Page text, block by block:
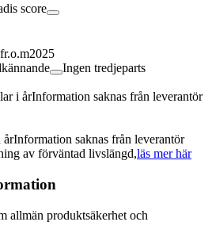
score
2025
Ingen tredjeparts
i årInformation saknas från leverantör
årInformation saknas från leverantör
av förväntad livslängd,läs mer här
allmän produktsäkerhet och